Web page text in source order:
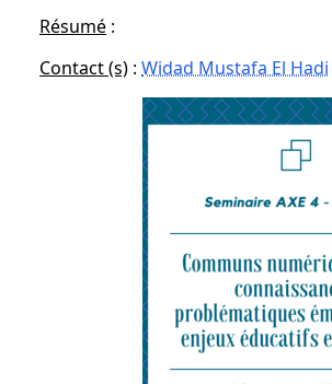
Résumé :
Contact (s) : Widad Mustafa El Hadi